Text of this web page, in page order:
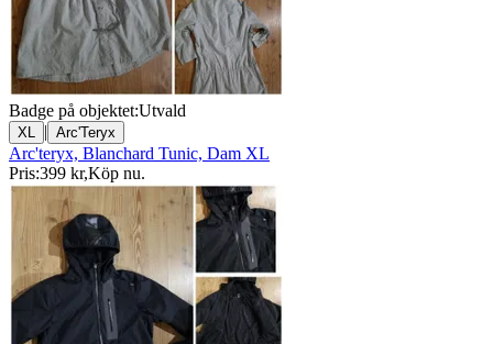
Badge på objektet:Utvald
XL | Arc'Teryx
Arc'teryx, Blanchard Tunic, Dam XL
Pris:399 kr,Köp nu.